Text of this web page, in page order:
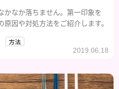
かなか落ちません。第一印象を
因や対処方法をご紹介します。
方法
2019.06.18